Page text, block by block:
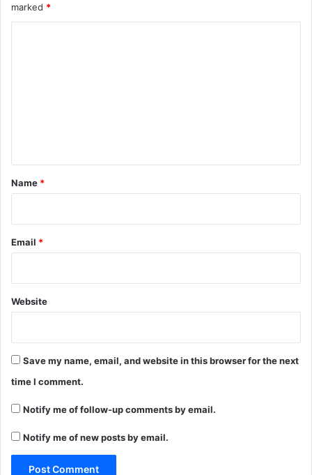
marked *
*
Name *
Email *
Website
Save my name, email, and website in this browser for the next
time I comment.
Notify me of follow-up comments by email.
Notify me of new posts by email.